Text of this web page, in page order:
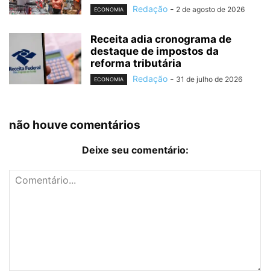
ECONOMIA Redação - 2 de agosto de 2026
Receita adia cronograma de
destaque de impostos da
reforma tributária
ECONOMIA Redação - 31 de julho de 2026
não houve comentários
Deixe seu comentário: